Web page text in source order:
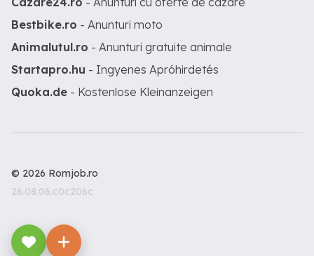
Bestbike.ro - Anunturi moto
Animalutul.ro - Anunturi gratuite animale
Startapro.hu - Ingyenes Apróhirdetés
Quoka.de - Kostenlose Kleinanzeigen
© 2026 Romjob.ro
26.08.06.c0c206c